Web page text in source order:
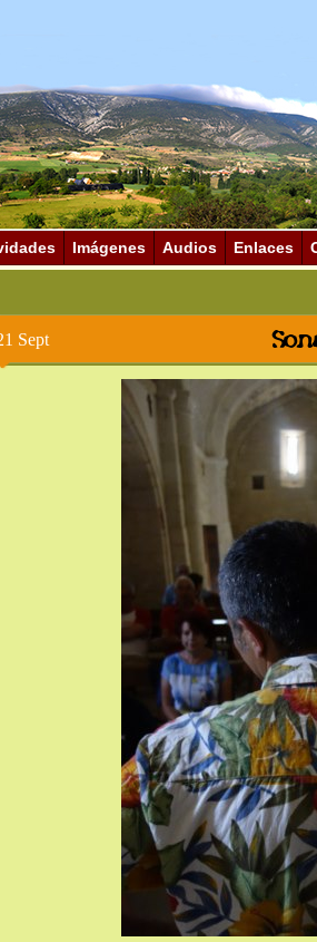
Imágenes Audios Enlaces
Sept